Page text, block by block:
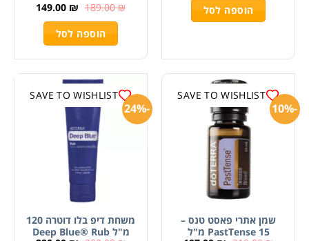
הוספה לסל
189.00₪
149.00 ₪
הוספה לסל
SAVE TO WISHLIST
-10%
שמן אתרי פאסט טנס –
PastTense 15 מ"ל
SAVE TO WISHLIST
-24%
משחת דיפ בלו דוטרה 120
מ"ל Deep Blue® Rub